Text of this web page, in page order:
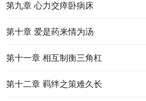
第九章 心力交瘁卧病床
第十章 爱是药来情为汤
第十一章 相互制衡三角杠
第十二章 羁绊之策难久长